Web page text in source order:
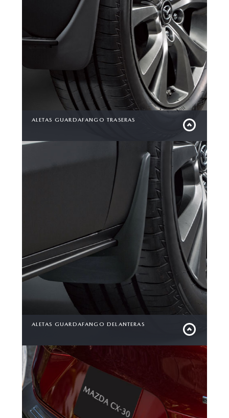
ALETAS GUARDAFANGO TRASERAS
Diseñadas con un estilo sofisticado y robusto,
para proteger tu vehículo de salpicaduras y
ALETAS GUARDAFANGO DELANTERAS
Diseñadas con un estilo sofisticado y robusto,
para proteger tu vehículo de salpicaduras y
escombros